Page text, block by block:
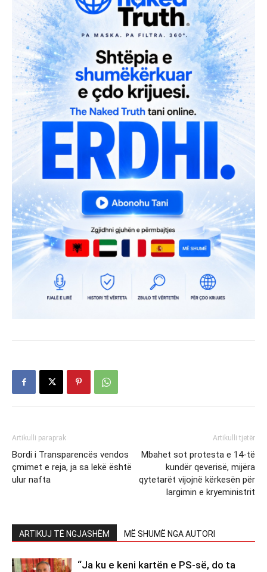
Artikulli paraprak
Bordi i Transparencës vendos
çmimet e reja, ja sa lekë është
ulur nafta
Artikulli tjetër
Mbahet sot protesta e 14-të
kundër qeverisë, mijëra
qytetarët vijojnë kërkesën për
largimin e kryeministrit
ARTIKUJ TË NGJASHËM MË SHUMË NGA AUTORI
“Ja ku e keni kartën e PS-së, do ta